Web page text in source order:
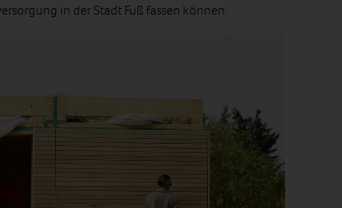
in der Stadt Fuß fassen können.